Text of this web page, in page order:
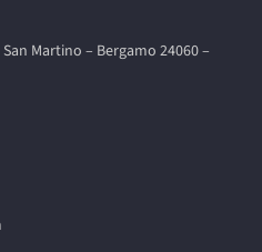
Martino – Bergamo 24060 –